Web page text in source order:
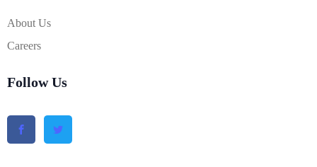
About Us
Careers
Follow Us